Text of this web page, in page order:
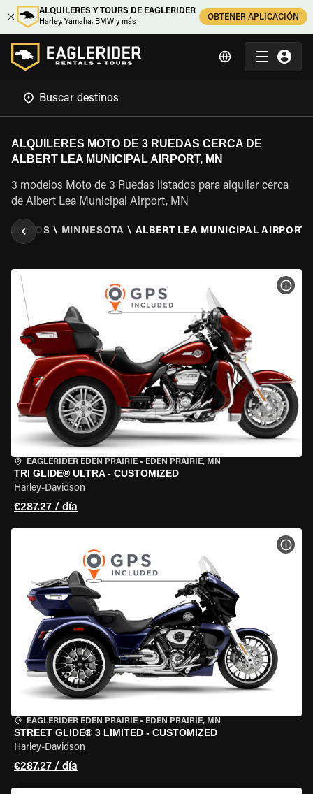
ALQUILERES Y TOURS DE EAGLERIDER
Harley, Yamaha, BMW y más
OBTENER APLICACIÓN
ALQUILERES MOTO DE 3 RUEDAS CERCA DE
ALBERT LEA MUNICIPAL AIRPORT, MN
3 modelos Moto de 3 Ruedas listados para alquilar cerca
de Albert Lea Municipal Airport, MN
UNIDOS \ MINNESOTA \ ALBERT LEA MUNICIPAL AIRPORT,
EAGLERIDER EDEN PRAIRIE • EDEN PRAIRIE, MN
TRI GLIDE® ULTRA - CUSTOMIZED
Harley-Davidson
€287.27 / día
VER
EAGLERIDER EDEN PRAIRIE • EDEN PRAIRIE, MN
STREET GLIDE® 3 LIMITED - CUSTOMIZED
Harley-Davidson
€287.27 / día
VER